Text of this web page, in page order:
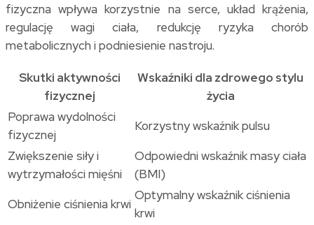
fizyczna wpływa korzystnie na serce, układ krążenia,
regulację wagi ciała, redukcję ryzyka chorób
metabolicznych i podniesienie nastroju.
Skutki aktywności
fizycznej
Wskaźniki dla zdrowego stylu
życia
Poprawa wydolności
fizycznej
Korzystny wskaźnik pulsu
Zwiększenie siły i
wytrzymałości mięśni
Odpowiedni wskaźnik masy ciała
(BMI)
Obniżenie ciśnienia krwi
Optymalny wskaźnik ciśnienia
krwi